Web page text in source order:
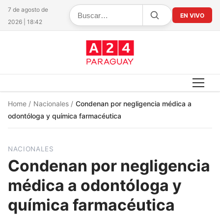
7 de agosto de
2026 | 18:42
EN VIVO
Home / Nacionales / Condenan por negligencia médica a
odontóloga y química farmacéutica
NACIONALES
Condenan por negligencia
médica a odontóloga y
química farmacéutica